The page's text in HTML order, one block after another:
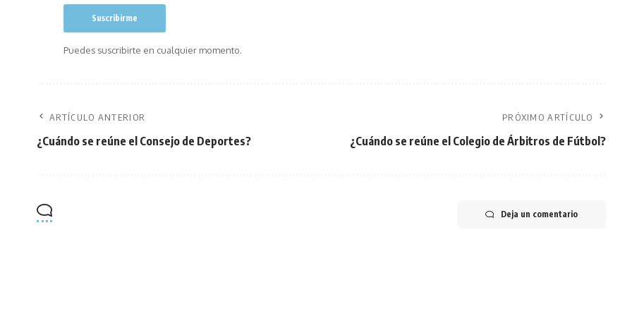
Puedes suscribirte en cualquier momento.
ARTÍCULO ANTERIOR
¿Cuándo se reúne el Consejo de Deportes?
PRÓXIMO ARTÍCULO
¿Cuándo se reúne el Colegio de Árbitros de Fútbol?
Deja un comentario